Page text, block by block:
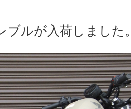
ブルが入荷しました。